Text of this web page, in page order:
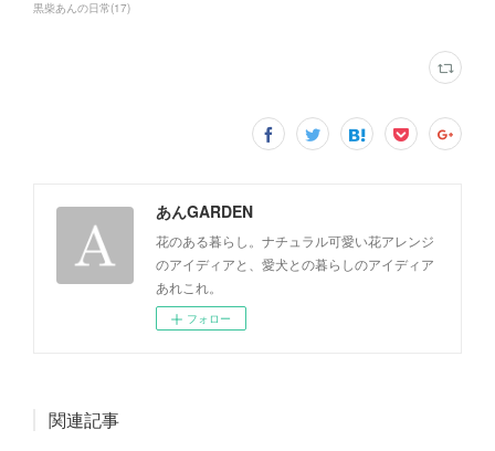
黒柴あんの日常(17)
あんGARDEN
花のある暮らし。ナチュラル可愛い花アレンジ
のアイディアと、愛犬との暮らしのアイディア
あれこれ。
フォロー
関連記事